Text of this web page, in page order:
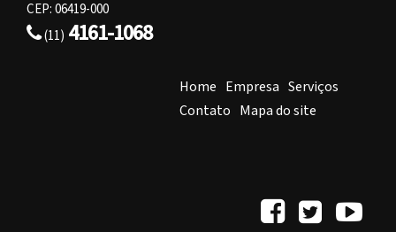
CEP: 06419-000
(11) 4161-1068
Home Empresa Serviços
Contato Mapa do site